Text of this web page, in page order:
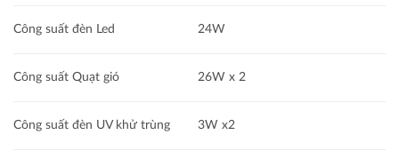
Công suất đèn Led 24W
Công suất Quạt gió 26W x 2
Công suất đèn UV khử trùng 3W x2